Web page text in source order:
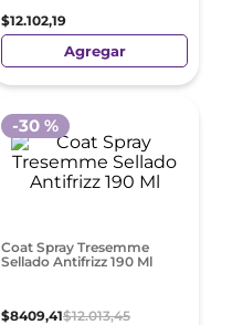
$12.102,19
Agregar
Coat Spray Tresemme
Sellado Antifrizz 190 Ml
$8409,41$12.013,45
-30 %